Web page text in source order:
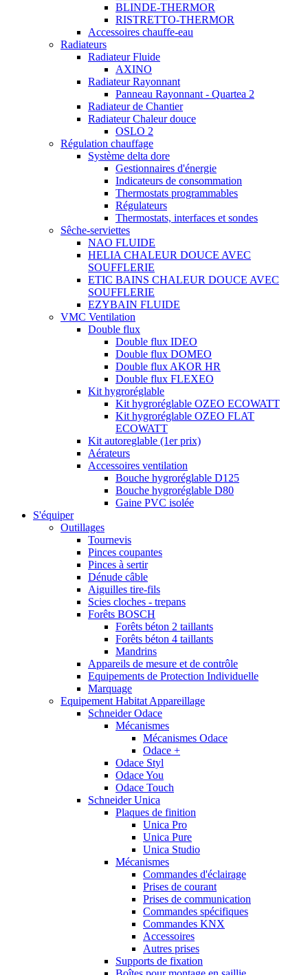
BLINDE-THERMOR
RISTRETTO-THERMOR
Accessoires chauffe-eau
Radiateurs
Radiateur Fluide
AXINO
Radiateur Rayonnant
Panneau Rayonnant - Quartea 2
Radiateur de Chantier
Radiateur Chaleur douce
OSLO 2
Régulation chauffage
Système delta dore
Gestionnaires d'énergie
Indicateurs de consommation
Thermostats programmables
Régulateurs
Thermostats, interfaces et sondes
Sêche-serviettes
NAO FLUIDE
HELIA CHALEUR DOUCE AVEC
SOUFFLERIE
ETIC BAINS CHALEUR DOUCE AVEC
SOUFFLERIE
EZYBAIN FLUIDE
VMC Ventilation
Double flux
Double flux IDEO
Double flux DOMEO
Double flux AKOR HR
Double flux FLEXEO
Kit hygroréglable
Kit hygroréglable OZEO ECOWATT
Kit hygroréglable OZEO FLAT
ECOWATT
Kit autoreglable (1er prix)
Aérateurs
Accessoires ventilation
Bouche hygroréglable D125
Bouche hygroréglable D80
Gaine PVC isolée
S'équiper
Outillages
Tournevis
Pinces coupantes
Pinces à sertir
Dénude câble
Aiguilles tire-fils
Scies cloches - trepans
Forêts BOSCH
Forêts béton 2 taillants
Forêts béton 4 taillants
Mandrins
Appareils de mesure et de contrôle
Equipements de Protection Individuelle
Marquage
Equipement Habitat Appareillage
Schneider Odace
Mécanismes
Mécanismes Odace
Odace +
Odace Styl
Odace You
Odace Touch
Schneider Unica
Plaques de finition
Unica Pro
Unica Pure
Unica Studio
Mécanismes
Commandes d'éclairage
Prises de courant
Prises de communication
Commandes spécifiques
Commandes KNX
Accessoires
Autres prises
Supports de fixation